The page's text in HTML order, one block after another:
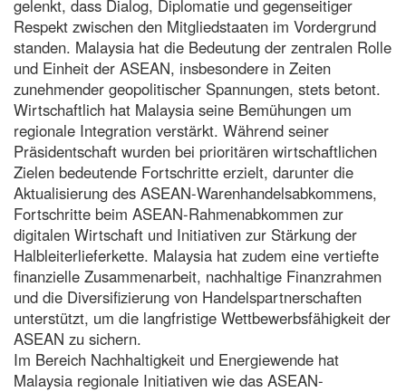
gelenkt, dass Dialog, Diplomatie und gegenseitiger
Respekt zwischen den Mitgliedstaaten im Vordergrund
standen. Malaysia hat die Bedeutung der zentralen Rolle
und Einheit der ASEAN, insbesondere in Zeiten
zunehmender geopolitischer Spannungen, stets betont.
Wirtschaftlich hat Malaysia seine Bemühungen um
regionale Integration verstärkt. Während seiner
Präsidentschaft wurden bei prioritären wirtschaftlichen
Zielen bedeutende Fortschritte erzielt, darunter die
Aktualisierung des ASEAN-Warenhandelsabkommens,
Fortschritte beim ASEAN-Rahmenabkommen zur
digitalen Wirtschaft und Initiativen zur Stärkung der
Halbleiterlieferkette. Malaysia hat zudem eine vertiefte
finanzielle Zusammenarbeit, nachhaltige Finanzrahmen
und die Diversifizierung von Handelspartnerschaften
unterstützt, um die langfristige Wettbewerbsfähigkeit der
ASEAN zu sichern.
Im Bereich Nachhaltigkeit und Energiewende hat
Malaysia regionale Initiativen wie das ASEAN-